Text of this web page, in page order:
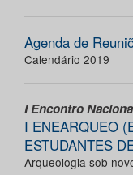
Agenda de
Calendário 2019
I Encontro
I ENEARQUEO
ESTUDANTES
Arqueologia sob